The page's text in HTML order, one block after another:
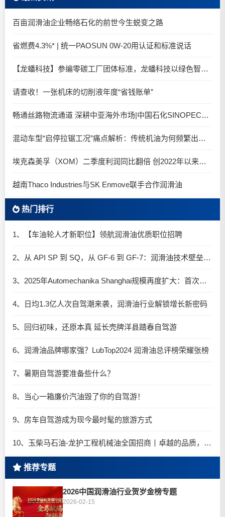
百亩润滑油企业畅络石化的前世今生蜕变之路
省燃费4.3%* | 统一PAOSUN 0W-20用认证和标准说话
【龙蟠科技】参编零碳工厂团体标准，龙蟠科技以绿色智造锚定零碳未来
请查收！一张机床的切削液年度“省钱账单”
畅通丝路物流通道 深耕中亚海外市场|中国石化SINOPEC润滑油北京-阿拉木图图定班列顺利抵达
混动车型“启停拉锯工况”痛点解析：传统机油为何频繁出现油泥堆积？
埃克森美孚（XOM）二季度利润同比翻倍 创2022年以来新高
越南Thaco Industries与SK Enmove联手合作润滑油
热门排行
1、【车油轮人才新职位】领航润滑油优质职位招聘
2、从 API SP 到 SQ，从 GF-6 到 GF-7：润滑油技术壁垒再升高，你准备好了吗？
3、2025年Automechanika Shanghai规模再度扩大：首次启用国家会展中心（上海）全部15个展馆
4、日均1.3亿人次自驾潮来袭，润滑油行业解锁增长新密码​
5、回归初味，还原本真 延长壳牌洋县踏春自驾游
6、润滑油品牌哪家强？LubTop2024 润滑油总评榜荣耀张榜
7、暑期自驾游要准备些什么？
8、当心一箱廉价汽油毁了你的自驾游！
9、房车自驾游成为现今最时髦的旅游方式
10、玉柴马石油-龙护工程机械油全国招商丨卓越的品质，专业的品牌！
推荐专题
2026中国润滑油行业贺岁金榜专题
2026-02-15